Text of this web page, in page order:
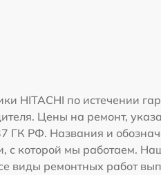
HITACHI по истечении
Цены на ремонт,
ГК РФ. Названия и
с которой мы работаем.
виды ремонтных работ